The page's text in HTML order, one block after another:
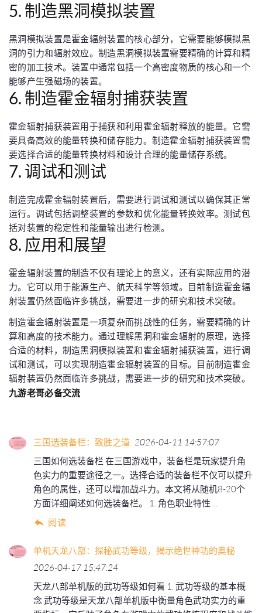
5. 制造黑洞模拟装置
黑洞模拟装置是霍金辐射装置的核心部分，它需要能够模拟黑
洞的引力和辐射效应。制造黑洞模拟装置需要精确的计算和精
密的加工技术。装置中通常包括一个高密度物质的核心和一个
能够产生强磁场的装置。
6. 制造霍金辐射捕获装置
霍金辐射捕获装置用于捕获和利用霍金辐射释放的能量。它需
要具备高效的能量转换和储存能力。制造霍金辐射捕获装置需
要选择合适的能量转换材料和设计合理的能量储存系统。
7. 调试和测试
制造完成霍金辐射装置后，需要进行调试和测试以确保其正常
运行。调试包括调整装置的参数和优化能量转换效率。测试包
括对装置的稳定性和能量输出进行检测。
8. 应用和展望
霍金辐射装置的制造不仅有理论上的意义，还有实际应用的潜
力。它可以用于能源生产、航天科学等领域。目前制造霍金辐
射装置仍然面临许多挑战，需要进一步的研究和技术突破。
制造霍金辐射装置是一项复杂而挑战性的任务，需要精确的计
算和高度的技术能力。通过理解黑洞和霍金辐射的原理，选择
合适的材料，制造黑洞模拟装置和霍金辐射捕获装置，进行调
试和测试，可以实现制造霍金辐射装置的目标。目前制造霍金
辐射装置仍然面临许多挑战，需要进一步的研究和技术突破。
九游老哥必备交流
三国选装备栏：致胜之道 2026-04-11 14:57:07
三国如何选装备栏 在三国游戏中，装备栏是玩家提升角
色实力的重要途径之一。选择合适的装备栏不仅可以提升
角色的属性，还可以增加战斗力。本文将从随机8-20个
方面详细阐述如何选装备栏。 1. 角色职业特性 ...
阅读
单机天龙八部：探秘武功等级，揭示绝世神功的奥秘
2026-04-17 15:47:24
天龙八部单机版的武功等级如何看 1. 武功等级的基本概
念 武功等级是天龙八部单机版中衡量角色武功实力的重